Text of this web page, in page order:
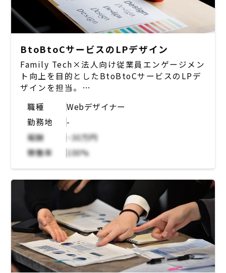
ネージャー / エンジニア / 他デザイナーだけ
でなく、ビジネスメンバーと協働し顧客接点を
もち、ユーザーリサーチを行うことも推奨。
・新規および既存プロダクトのユーザーインタ
ビューとリサーチ
・他職種と協働した新規および既存プロダクト
の要件定義
・新規および既存プロダクトのUIデザイン
・デザインリサーチ体制の整備と実行
・デザインシステム構築と運用
・デザイナーの採用およびデザインチームの組
織開発 etc…
その中でデザイナーは各メンバーと協力し、主
に新規プロダクトや新機能に関わる以下のよう
なデザイン業務を現在行う。またデザインシス
テムの構築・運用、他職種を巻き込んだデザイ
ンプロセスの改善、ビジネスと連携を深めユー
ザーに提供する価値の解像度を高めるなど組織
を跨いだ「デザインに関連する取り組み」も積
極的に行っており、これから更にデザイナーが
売り方から作り方まで幅広く関わっている状態
を組織で作っていく。
BtoBtoCサービスのLPデザイン
Family Tech×法人向け従業員エンゲージメン
ト向上を目的としたBtoBtoCサービスのLPデ
ザインを担当。
の、副業であったり役員業務との兼任であった
りすることから、増員が必要な状況。女性の意
見も取り入れたサービスデザインを希望されて
いる観点から、女性のデザイナーを希望されて
いる。法人向けのSaaSと個人向けのアプリを
組み合わせたサービスのため、toB、toC両軸
のデザインに携わっていただける方を募集。
LPのワイヤーフレーム設計～デザイン制作や
コーディングを担当。ビジネス側がPPTで作成
したラフな構成案をもとに、ワイヤーフレーム
に落とす部分からコーディングまで担当。デザ
インツールは現在はFigmaを使用しているが、
ご希望のツールをご提案いただく形でも可能。
職種
Webデザイナー
勤務地
-
報酬
~30万円
稼働率
100%